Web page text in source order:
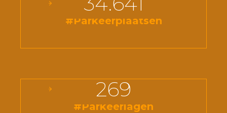
#Parkeerplaatsen
#Parkeerlagen
269